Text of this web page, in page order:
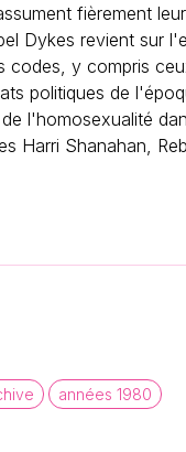
fièrement
Dykes revient sur
y compris
politiques de
l'homosexualité
Harri Shanahan,
années 1980